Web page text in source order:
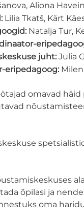
Aliona
Lilia Tkatš, Kärt
Natalja Tur,
juht: Julia
eripedagoog:
omavad
õpilasi ja
oma